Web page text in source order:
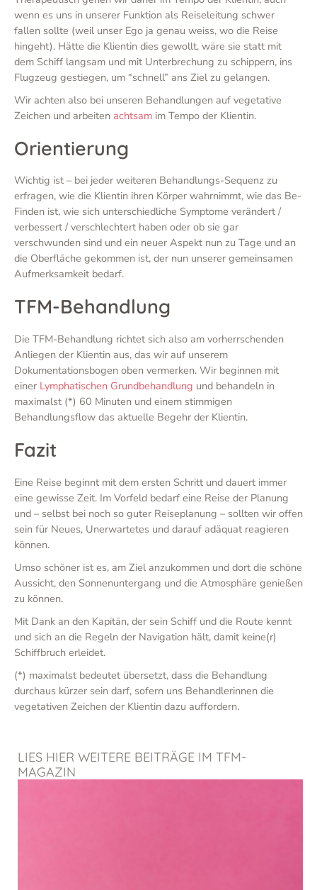
wenn es uns in unserer Funktion als Reiseleitung schwer
fallen sollte (weil unser Ego ja genau weiss, wo die Reise
hingeht). Hätte die Klientin dies gewollt, wäre sie statt mit
dem Schiff langsam und mit Unterbrechung zu schippern, ins
Flugzeug gestiegen, um “schnell” ans Ziel zu gelangen.
Wir achten also bei unseren Behandlungen auf vegetative
Zeichen und arbeiten achtsam im Tempo der Klientin.
Orientierung
Wichtig ist – bei jeder weiteren Behandlungs-Sequenz zu
erfragen, wie die Klientin ihren Körper wahrnimmt, wie das Be-
Finden ist, wie sich unterschiedliche Symptome verändert /
verbessert / verschlechtert haben oder ob sie gar
verschwunden sind und ein neuer Aspekt nun zu Tage und an
die Oberfläche gekommen ist, der nun unserer gemeinsamen
Aufmerksamkeit bedarf.
TFM-Behandlung
Die TFM-Behandlung richtet sich also am vorherrschenden
Anliegen der Klientin aus, das wir auf unserem
Dokumentationsbogen oben vermerken. Wir beginnen mit
einer Lymphatischen Grundbehandlung und behandeln in
maximalst (*) 60 Minuten und einem stimmigen
Behandlungsflow das aktuelle Begehr der Klientin.
Fazit
Eine Reise beginnt mit dem ersten Schritt und dauert immer
eine gewisse Zeit. Im Vorfeld bedarf eine Reise der Planung
und – selbst bei noch so guter Reiseplanung – sollten wir offen
sein für Neues, Unerwartetes und darauf adäquat reagieren
können.
Umso schöner ist es, am Ziel anzukommen und dort die schöne
Aussicht, den Sonnenuntergang und die Atmosphäre genießen
zu können.
Mit Dank an den Kapitän, der sein Schiff und die Route kennt
und sich an die Regeln der Navigation hält, damit keine(r)
Schiffbruch erleidet.
(*) maximalst bedeutet übersetzt, dass die Behandlung
durchaus kürzer sein darf, sofern uns Behandlerinnen die
vegetativen Zeichen der Klientin dazu auffordern.
LIES HIER WEITERE BEITRÄGE IM TFM-
MAGAZIN